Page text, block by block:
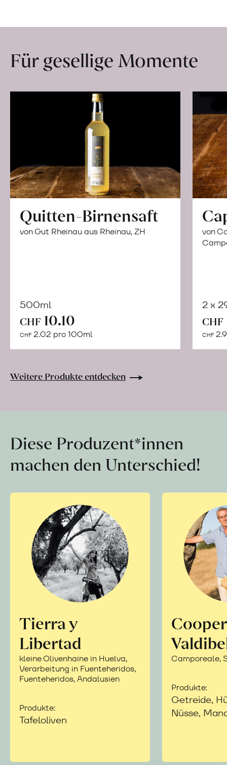
Hof
erfahren
Für gesellige Momente
Quitten-Birnensaft
von Gut Rheinau aus Rheinau, ZH
500ml
CHF 10.10
CHF 2.02 pro 100ml
Warenkorb
von
2 x
CHF
CHF
Weitere Produkte entdecken
Diese Produzent*innen
machen den Unterschied!
Tierra y
Libertad
kleine Olivenhaine in Huelva,
Verarbeitung in Fuenteheridos,
Fuenteheridos, Andalusien
Produkte:
Tafeloliven
Camporeale,
Produkte:
Getreide,
Nüsse,